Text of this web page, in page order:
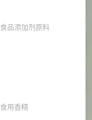
食品添加剂原料
食用香精